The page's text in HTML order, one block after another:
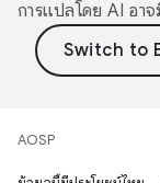
การแปลโดย AI อา
AOSP